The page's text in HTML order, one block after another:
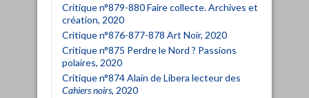
Critique n°879-880 Faire collecte. Archives et
création, 2020
Critique n°876-877-878 Art Noir, 2020
Critique n°875 Perdre le Nord ? Passions
polaires, 2020
Critique n°874 Alain de Libera lecteur des
Cahiers noirs, 2020